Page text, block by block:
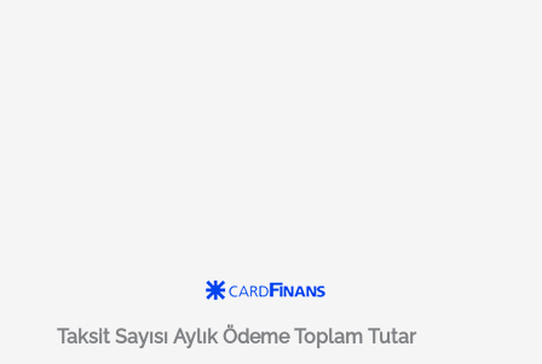
Taksit Sayısı Aylık Ödeme Toplam Tutar